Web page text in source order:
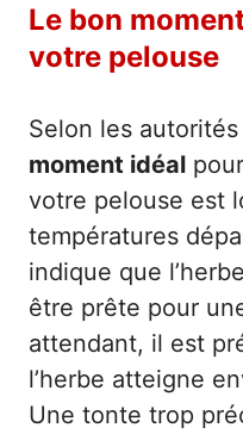
Le bon
votre pelouse
Selon les
moment idéal
votre pelouse est
températures
indique que
être prête pour
attendant, il est
l’herbe atteigne
Une tonte trop